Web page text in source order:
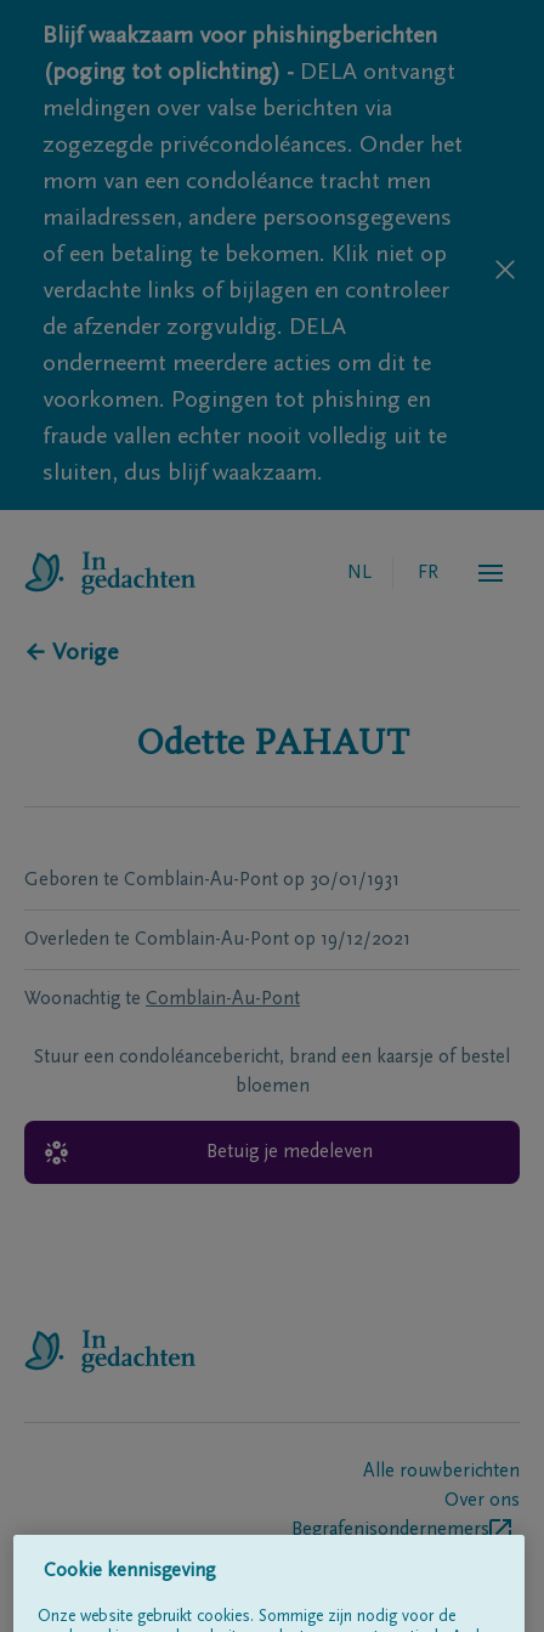
Blijf waakzaam voor phishingberichten
(poging tot oplichting) - DELA ontvangt
meldingen over valse berichten via
zogezegde privécondoléances. Onder het
mom van een condoléance tracht men
mailadressen, andere persoonsgegevens
of een betaling te bekomen. Klik niet op
verdachte links of bijlagen en controleer
de afzender zorgvuldig. DELA
onderneemt meerdere acties om dit te
voorkomen. Pogingen tot phishing en
fraude vallen echter nooit volledig uit te
sluiten, dus blijf waakzaam.
NL FR
← Vorige
Odette PAHAUT
Geboren te Comblain-Au-Pont op 30/01/1931
Overleden te Comblain-Au-Pont op 19/12/2021
Woonachtig te Comblain-Au-Pont
Stuur een condoléancebericht, brand een kaarsje of bestel
bloemen
Betuig je medeleven
Alle rouwberichten
Over ons
Begrafenisondernemers
Cookie kennisgeving
Onze website gebruikt cookies. Sommige zijn nodig voor de